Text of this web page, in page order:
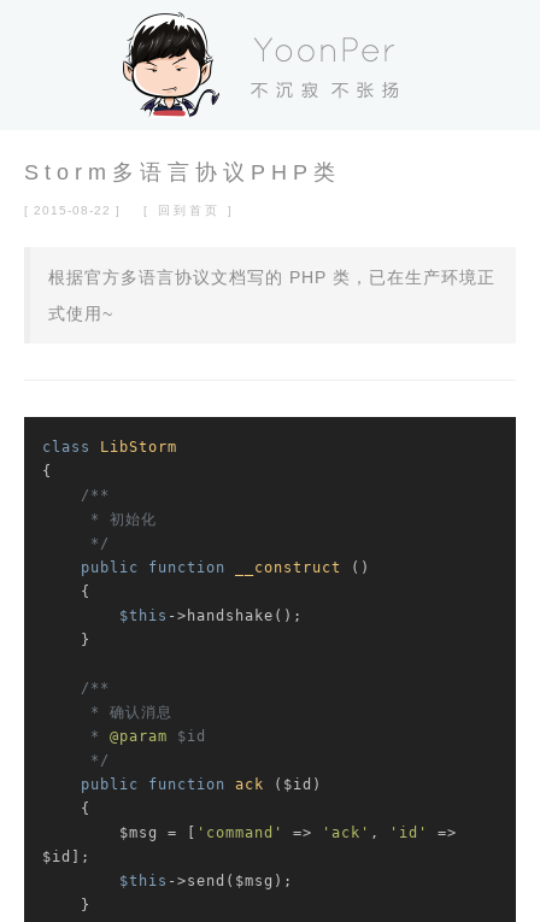
Storm多语言协议PHP类
[ 2015-08-22 ] [ 回到首页 ]
根据官方多语言协议文档写的 PHP 类，已在生产环境正
式使用~
class
LibStorm
{
/**
     */
public
function __construct
()
{
$this ->handshake();
/**
     *
@param $id
     */
public
function ack
($id)
{
        $msg = [
'command' => 'ack' , 'id'
=>
$id];
$this ->send($msg);